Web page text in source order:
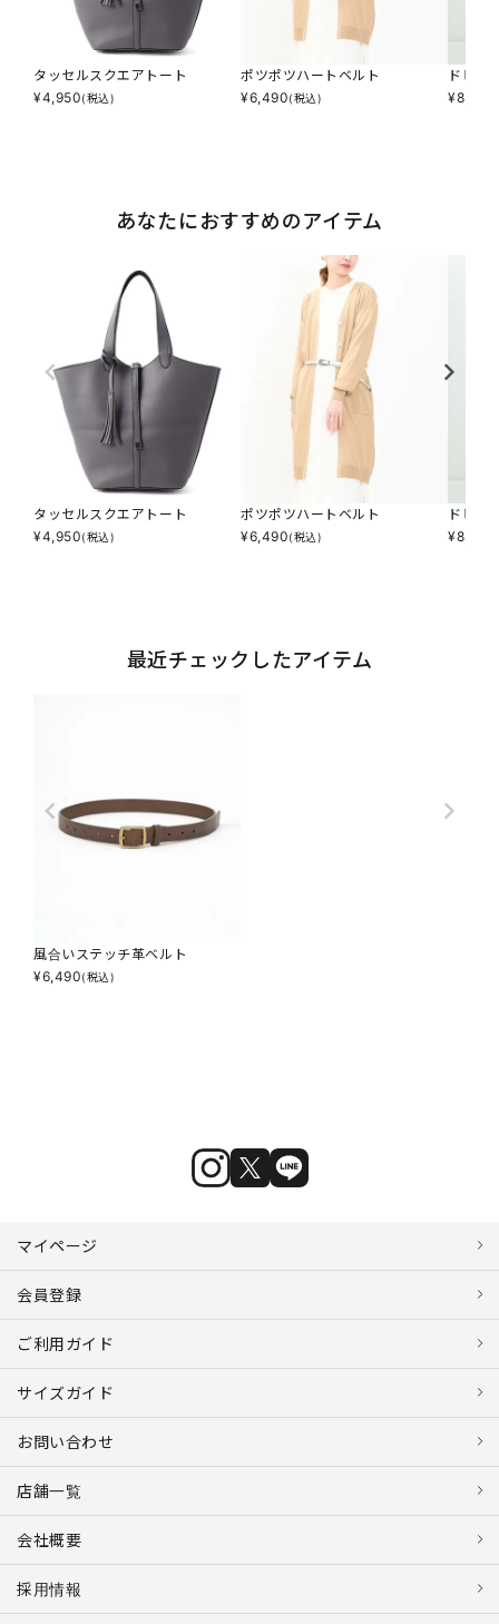
タッセルスクエアトート
¥4,950(税込)
ポツポツハートベルト
¥6,490(税込)
ドビプ
¥8,140
あなたにおすすめのアイテム
タッセルスクエアトート
¥4,950(税込)
ポツポツハートベルト
¥6,490(税込)
ドビプ
¥8,140
最近チェックしたアイテム
風合いステッチ革ベルト
¥6,490(税込)
マイページ
会員登録
ご利用ガイド
サイズガイド
お問い合わせ
店舗一覧
会社概要
採用情報